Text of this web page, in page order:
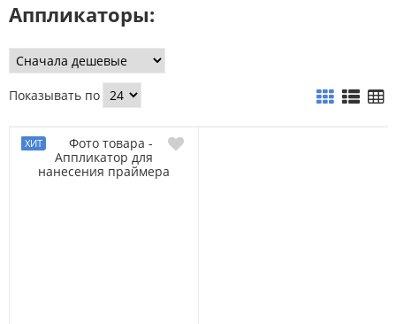
Аппликаторы:
Показывать по